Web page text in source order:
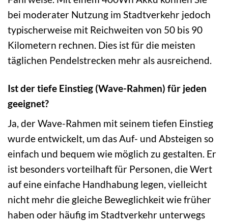
bei moderater Nutzung im Stadtverkehr jedoch
typischerweise mit Reichweiten von 50 bis 90
Kilometern rechnen. Dies ist für die meisten
täglichen Pendelstrecken mehr als ausreichend.
Ist der tiefe Einstieg (Wave-Rahmen) für jeden
geeignet?
Ja, der Wave-Rahmen mit seinem tiefen Einstieg
wurde entwickelt, um das Auf- und Absteigen so
einfach und bequem wie möglich zu gestalten. Er
ist besonders vorteilhaft für Personen, die Wert
auf eine einfache Handhabung legen, vielleicht
nicht mehr die gleiche Beweglichkeit wie früher
haben oder häufig im Stadtverkehr unterwegs